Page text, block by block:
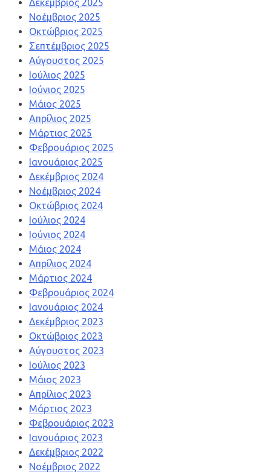
Δεκέμβριος 2025
Νοέμβριος 2025
Οκτώβριος 2025
Σεπτέμβριος 2025
Αύγουστος 2025
Ιούλιος 2025
Ιούνιος 2025
Μάιος 2025
Απρίλιος 2025
Μάρτιος 2025
Φεβρουάριος 2025
Ιανουάριος 2025
Δεκέμβριος 2024
Νοέμβριος 2024
Οκτώβριος 2024
Ιούλιος 2024
Ιούνιος 2024
Μάιος 2024
Απρίλιος 2024
Μάρτιος 2024
Φεβρουάριος 2024
Ιανουάριος 2024
Δεκέμβριος 2023
Οκτώβριος 2023
Αύγουστος 2023
Ιούλιος 2023
Μάιος 2023
Απρίλιος 2023
Μάρτιος 2023
Φεβρουάριος 2023
Ιανουάριος 2023
Δεκέμβριος 2022
Νοέμβριος 2022